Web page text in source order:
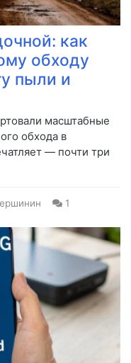
как
обходу
пыли и
масштабные
обхода в
— почти три
1